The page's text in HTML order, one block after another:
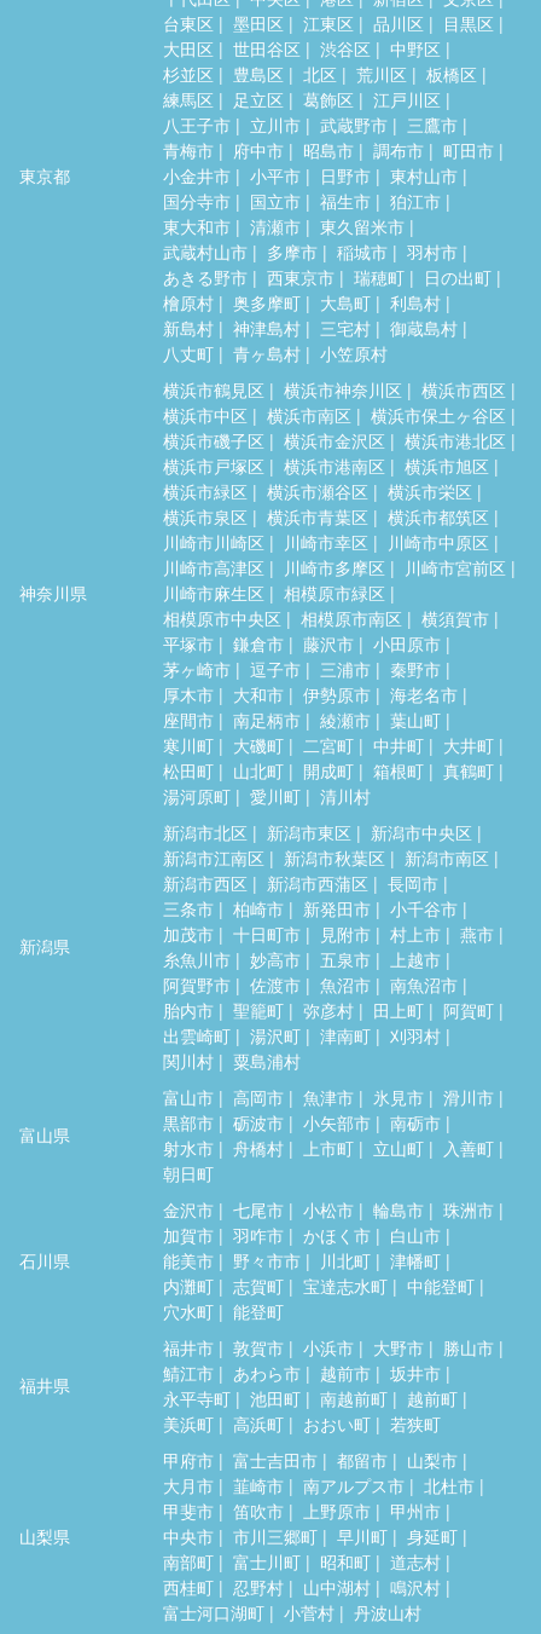
東京都
台東区
墨田区 江東区 品川区
目黒区
大田区
世田谷区 渋谷区
中野区
杉並区
豊島区 北区 荒川区
板橋区
練馬区
足立区 葛飾区
江戸川区
八王子市
立川市 武蔵野市
三鷹市
青梅市
府中市 昭島市 調布市
町田市
小金井市
小平市 日野市
東村山市
国分寺市
国立市 福生市
狛江市
東大和市
清瀬市
東久留米市
武蔵村山市
多摩市 稲城市
羽村市
あきる野市
西東京市 瑞穂町
日の出町
檜原村
奥多摩町 大島町
利島村
新島村
神津島村 三宅村
御蔵島村
八丈町
青ヶ島村 小笠原村
神奈川県
横浜市鶴見区 横浜市神奈川区
横浜市西区
横浜市中区
横浜市南区
横浜市保土ヶ谷区
横浜市磯子区
横浜市金沢区
横浜市港北区
横浜市戸塚区
横浜市港南区
横浜市旭区
横浜市緑区
横浜市瀬谷区
横浜市栄区
横浜市泉区
横浜市青葉区
横浜市都筑区
川崎市川崎区
川崎市幸区
川崎市中原区
川崎市高津区
川崎市多摩区
川崎市宮前区
川崎市麻生区
相模原市緑区
相模原市中央区
相模原市南区
横須賀市
平塚市
鎌倉市 藤沢市
小田原市
茅ヶ崎市
逗子市 三浦市
秦野市
厚木市
大和市 伊勢原市
海老名市
座間市
南足柄市 綾瀬市
葉山町
寒川町
大磯町 二宮町 中井町
大井町
松田町
山北町 開成町 箱根町
真鶴町
湯河原町
愛川町 清川村
新潟県
新潟市北区 新潟市東区
新潟市中央区
新潟市江南区
新潟市秋葉区
新潟市南区
新潟市西区
新潟市西蒲区
長岡市
三条市
柏崎市 新発田市
小千谷市
加茂市
十日町市 見附市 村上市
燕市
糸魚川市
妙高市 五泉市
上越市
阿賀野市
佐渡市 魚沼市
南魚沼市
胎内市
聖籠町 弥彦村 田上町
阿賀町
出雲崎町
湯沢町 津南町
刈羽村
関川村
粟島浦村
富山県
富山市 高岡市 魚津市 氷見市
滑川市
黒部市
砺波市 小矢部市
南砺市
射水市
舟橋村 上市町 立山町
入善町
朝日町
石川県
金沢市 七尾市 小松市 輪島市
珠洲市
加賀市
羽咋市 かほく市
白山市
能美市
野々市市 川北町
津幡町
内灘町
志賀町 宝達志水町
中能登町
穴水町
能登町
福井県
福井市 敦賀市 小浜市 大野市
勝山市
鯖江市
あわら市 越前市
坂井市
永平寺町
池田町 南越前町
越前町
美浜町
高浜町 おおい町 若狭町
山梨県
甲府市 富士吉田市 都留市
山梨市
大月市
韮崎市 南アルプス市
北杜市
甲斐市
笛吹市 上野原市
甲州市
中央市
市川三郷町 早川町
身延町
南部町
富士川町 昭和町
道志村
西桂町
忍野村 山中湖村
鳴沢村
富士河口湖町
小菅村 丹波山村